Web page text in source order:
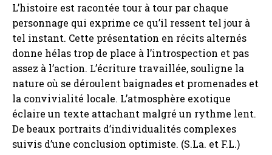
L’histoire est racontée tour à tour par chaque
personnage qui exprime ce qu’il ressent tel jour à
tel instant. Cette présentation en récits alternés
donne hélas trop de place à l’introspection et pas
assez à l’action. L’écriture travaillée, souligne la
nature où se déroulent baignades et promenades et
la convivialité locale. L’atmosphère exotique
éclaire un texte attachant malgré un rythme lent.
De beaux portraits d’individualités complexes
suivis d’une conclusion optimiste. (S.La. et F.L.)